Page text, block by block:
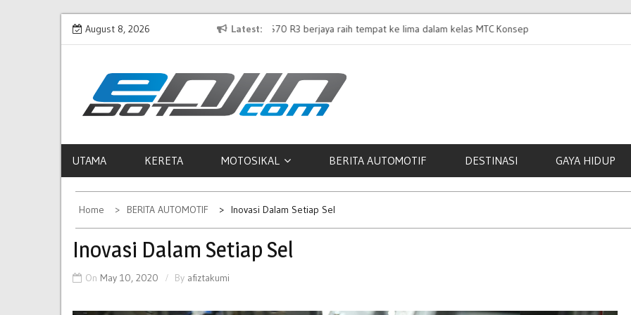
Skip
to
August 8, 2026 Latest
terima warna Midnight
Proton S70 R3 berjaya raih tempat ke lima dalam kelas MTC
di S1K 2024
Konsep Honda Prelude Generasi ke-5 bakal buat
kemunculan pertama Asia di KLIMS
ENJINDOTCOM
Perjalanan Dunia Permotoran
UTAMA KERETA MOTOSIKAL BERITA AUTOMOTIF DESTINASI GAYA HIDUP
Home BERITA AUTOMOTIF Inovasi Dalam Setiap Sel
Inovasi Dalam Setiap Sel
On May 10, 2020 By afiztakumi